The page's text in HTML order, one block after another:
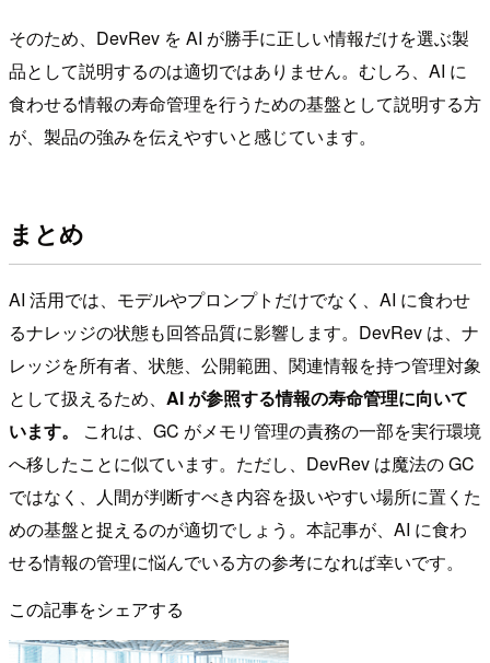
そのため、DevRev を AI が勝手に正しい情報だけを選ぶ製
品として説明するのは適切ではありません。むしろ、AI に
食わせる情報の寿命管理を行うための基盤として説明する方
が、製品の強みを伝えやすいと感じています。
まとめ
AI 活用では、モデルやプロンプトだけでなく、AI に食わせ
るナレッジの状態も回答品質に影響します。DevRev は、ナ
レッジを所有者、状態、公開範囲、関連情報を持つ管理対象
として扱えるため、 AI が参照する情報の寿命管理に向いて
います。
これは、GC がメモリ管理の責務の一部を実行環境
へ移したことに似ています。ただし、DevRev は魔法の GC
ではなく、人間が判断すべき内容を扱いやすい場所に置くた
めの基盤と捉えるのが適切でしょう。本記事が、AI に食わ
せる情報の管理に悩んでいる方の参考になれば幸いです。
この記事をシェアする